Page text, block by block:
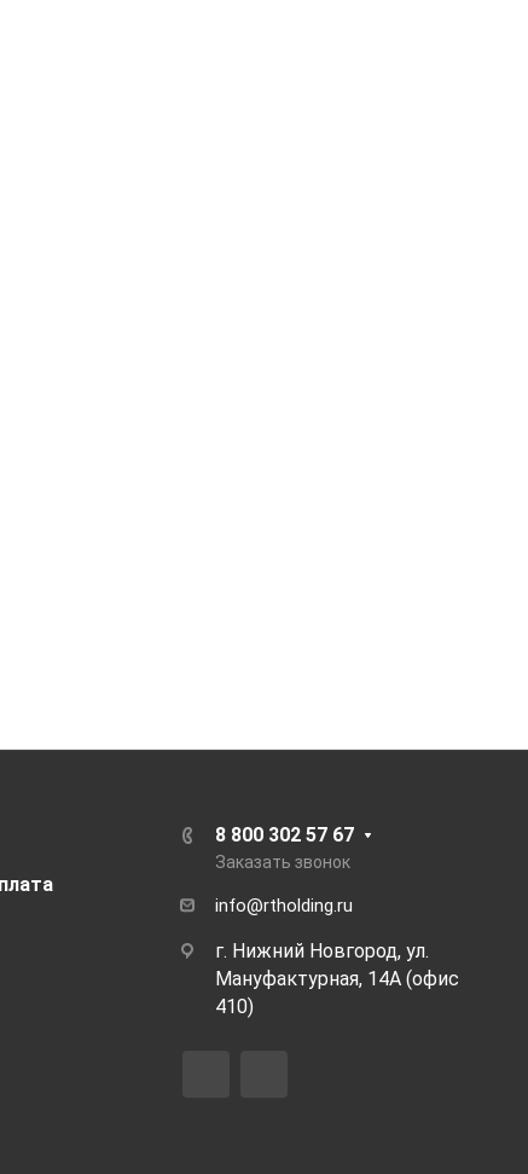
8 800 302 57 67
Заказать звонок
info@rtholding.ru
г. Нижний Новгород, ул.
Мануфактурная, 14А (офис
410)